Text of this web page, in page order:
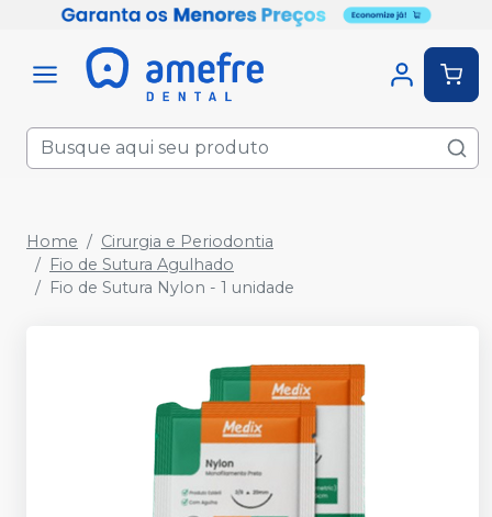
Home
Cirurgia e Periodontia
Fio de Sutura Agulhado
Fio de Sutura Nylon - 1 unidade